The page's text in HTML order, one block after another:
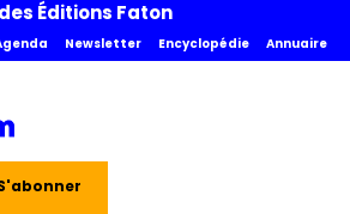
Éditions Faton
Newsletter Encyclopédie Annuaire